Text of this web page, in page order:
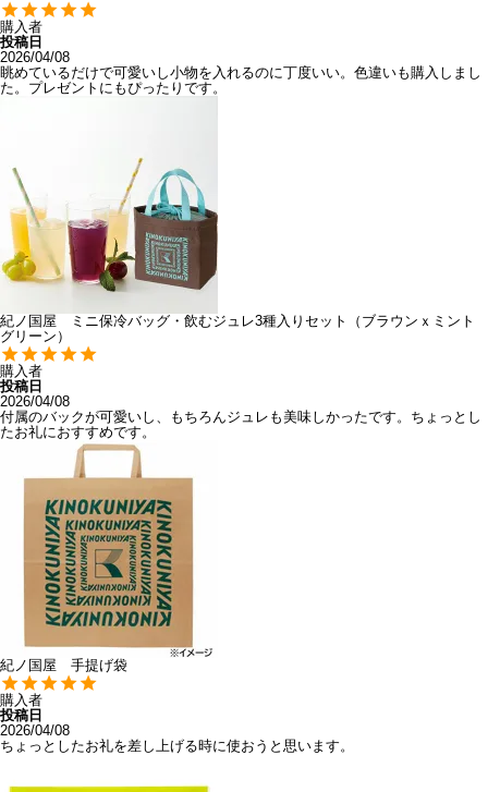
購入者
投稿日
2026/04/08
眺めているだけで可愛いし小物を入れるのに丁度いい。色違いも購入しまし
た。プレゼントにもぴったりです。
紀ノ国屋 ミニ保冷バッグ・飲むジュレ3種入りセット（ブラウンｘミント
グリーン）
購入者
投稿日
2026/04/08
付属のバックが可愛いし、もちろんジュレも美味しかったです。ちょっとし
たお礼におすすめです。
紀ノ国屋 手提げ袋
購入者
投稿日
2026/04/08
ちょっとしたお礼を差し上げる時に使おうと思います。